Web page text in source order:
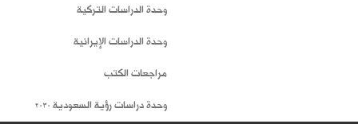
وحدة الدراسات التركية
وحدة الدراسات الإيرانية
مراجعات الكتب
وحدة دراسات رؤية السعودية 2030